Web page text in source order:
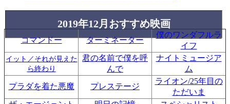
2019年12月おすすめ映画
コマンドー ターミネーター
僕のワンダフルラ
イフ
イット／それが見えた
ら終わり
君の名前で僕を呼
んで
ナイトミュージア
ム
プラダを着た悪魔
プレステージ
ライオン/25年目の
ただいま